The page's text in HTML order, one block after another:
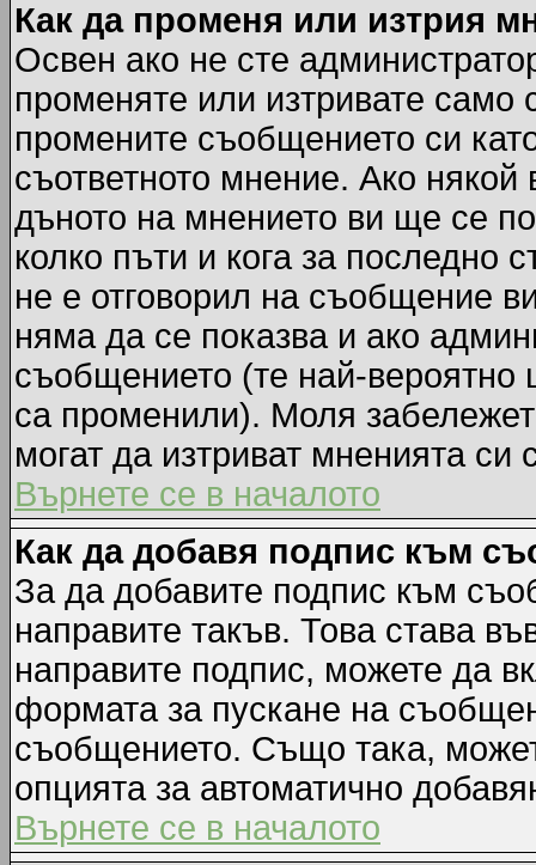
Как да променя или изтрия
Освен ако не сте
променяте или изтривате
промените съобщението си
съответното мнение. Ако
дъното на мнението ви ще се
колко пъти и кога за последно
не е отговорил на съобщение
няма да се показва и ако
съобщението (те най-
са променили). Моля
могат да изтриват мненията си
Върнете се в началото
Как да добавя подпис към
За да добавите подпис към
направите такъв. Това става
направите подпис, можете да
формата за пускане на
съобщението. Също така,
опцията за автоматично
Върнете се в началото